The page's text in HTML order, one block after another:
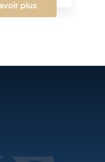
plus